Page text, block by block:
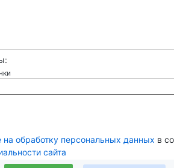
на обработку персональных данных в
сайта